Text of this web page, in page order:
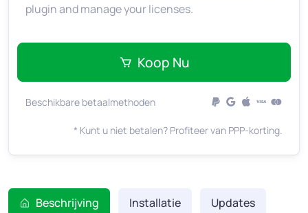
plugin and manage your licenses.
Koop Nu
Beschikbare betaalmethoden
* Kunt u niet betalen? Profiteer van PPP-korting.
Beschrijving Installatie Updates